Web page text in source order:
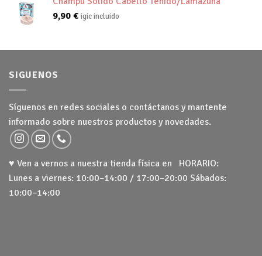
9,90 € igic incluido
SIGUENOS
Síguenos en redes sociales o contáctanos y mantente
informado sobre nuestros productos y novedades.
♥ Ven a vernos a nuestra tienda física en HORARIO:
Lunes a viernes: 10:00–14:00 / 17:00–20:00 Sábados:
10:00–14:00